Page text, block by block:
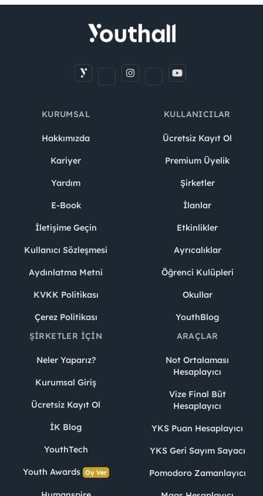
KURUMSAL
Hakkımızda
Kariyer
Yardım
E-Book
İletişime Geçin
Kullanıcı Sözleşmesi
Aydınlatma Metni
KVKK Politikası
Çerez Politikası
KULLANICILAR
Ücretsiz Kayıt Ol
Premium Üyelik
Şirketler
İlanlar
Etkinlikler
Ayrıcalıklar
Öğrenci Kulüpleri
Okullar
YouthBlog
ŞIRKETLER İÇIN
Neler Yaparız?
Kurumsal Giriş
Ücretsiz Kayıt Ol
İK Blog
YouthTech
Youth Awards Oy Ver
ARAÇLAR
Not Ortalaması
Hesaplayıcı
Vize Final Büt
Hesaplayıcı
YKS Puan Hesaplayıcı
YKS Geri Sayım Sayacı
Pomodoro Zamanlayıcı